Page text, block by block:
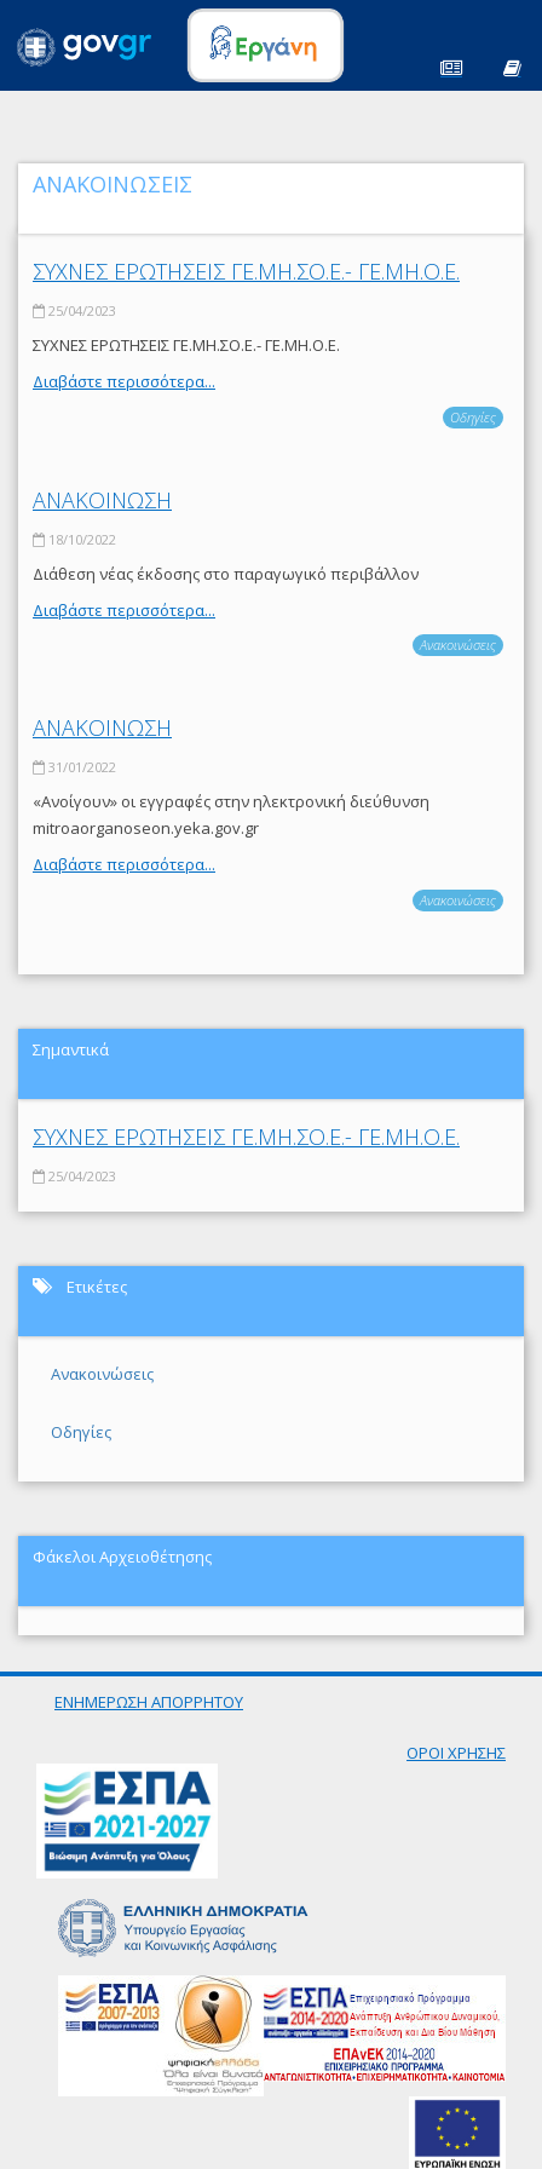
ΑΝΑΚΟΙΝΩΣΕΙΣ
ΣΥΧΝΕΣ ΕΡΩΤΗΣΕΙΣ ΓΕ.ΜΗ.ΣΟ.Ε.- ΓΕ.ΜΗ.Ο.Ε.
25/04/2023
ΣΥΧΝΕΣ ΕΡΩΤΗΣΕΙΣ ΓΕ.ΜΗ.ΣΟ.Ε.- ΓΕ.ΜΗ.Ο.Ε.
Διαβάστε περισσότερα...
Οδηγίες
ΑΝΑΚΟΙΝΩΣΗ
18/10/2022
Διάθεση νέας έκδοσης στο παραγωγικό περιβάλλον
Διαβάστε περισσότερα...
Ανακοινώσεις
ΑΝΑΚΟΙΝΩΣΗ
31/01/2022
«Ανοίγουν» οι εγγραφές στην ηλεκτρονική διεύθυνση
mitroaorganoseon.yeka.gov.gr
Διαβάστε περισσότερα...
Ανακοινώσεις
Σημαντικά
ΣΥΧΝΕΣ ΕΡΩΤΗΣΕΙΣ ΓΕ.ΜΗ.ΣΟ.Ε.- ΓΕ.ΜΗ.Ο.Ε.
25/04/2023
Ετικέτες
Ανακοινώσεις
Οδηγίες
Φάκελοι Αρχειοθέτησης
ΕΝΗΜΕΡΩΣΗ ΑΠΟΡΡΗΤΟΥ
ΟΡΟΙ ΧΡΗΣΗΣ